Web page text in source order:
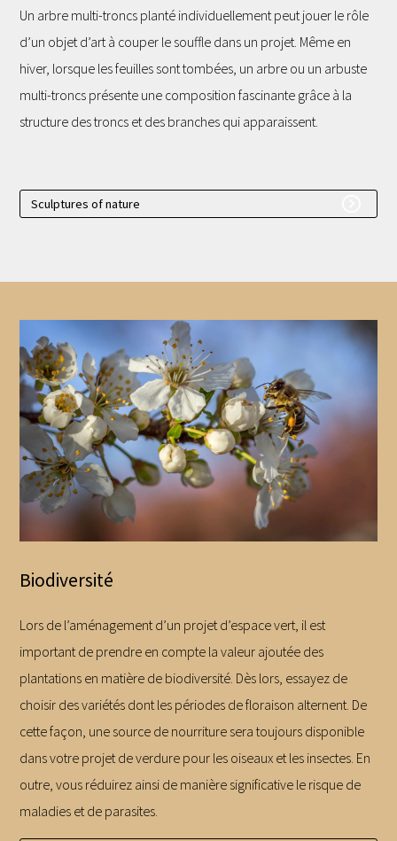
Un arbre multi-troncs planté individuellement peut jouer le rôle
d’un objet d’art à couper le souffle dans un projet. Même en
hiver, lorsque les feuilles sont tombées, un arbre ou un arbuste
multi-troncs présente une composition fascinante grâce à la
structure des troncs et des branches qui apparaissent.
Sculptures of nature
Biodiversité
Lors de l’aménagement d’un projet d’espace vert, il est
important de prendre en compte la valeur ajoutée des
plantations en matière de biodiversité. Dès lors, essayez de
choisir des variétés dont les périodes de floraison alternent. De
cette façon, une source de nourriture sera toujours disponible
dans votre projet de verdure pour les oiseaux et les insectes. En
outre, vous réduirez ainsi de manière significative le risque de
maladies et de parasites.